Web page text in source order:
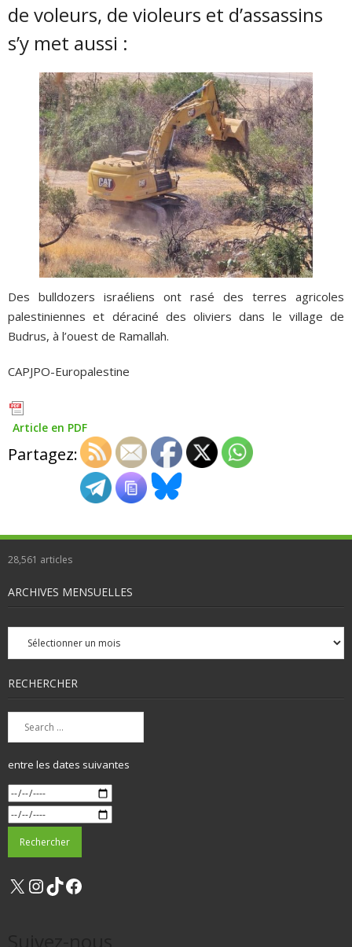
de voleurs, de violeurs et d’assassins
s’y met aussi :
Des bulldozers israéliens ont rasé des terres agricoles
palestiniennes et déraciné des oliviers dans le village de
Budrus, à l’ouest de Ramallah.
CAPJPO-Europalestine
Article en PDF
Partagez:
28,561 articles
ARCHIVES MENSUELLES
Archives
mensuelles
RECHERCHER
entre les dates suivantes
X Instagram
TikTok